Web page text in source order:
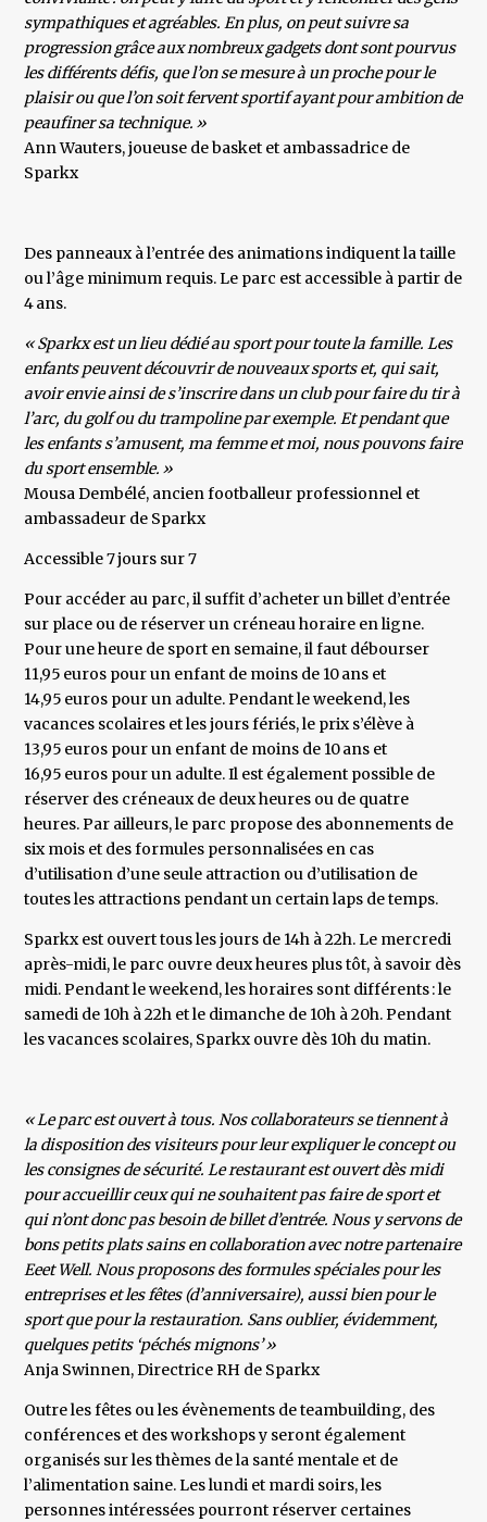
sympathiques et agréables. En plus, on peut suivre sa
progression grâce aux nombreux gadgets dont sont pourvus
les différents défis, que l’on se mesure à un proche pour le
plaisir ou que l’on soit fervent sportif ayant pour ambition de
peaufiner sa technique. »
​Ann Wauters, joueuse de basket et ambassadrice de
Sparkx
Des panneaux à l’entrée des animations indiquent la taille
ou l’âge minimum requis. Le parc est accessible à partir de
4 ans.
« Sparkx est un lieu dédié au sport pour toute la famille. Les
enfants peuvent découvrir de nouveaux sports et, qui sait,
avoir envie ainsi de s’inscrire dans un club pour faire du tir à
l’arc, du golf ou du trampoline par exemple. Et pendant que
les enfants s’amusent, ma femme et moi, nous pouvons faire
du sport ensemble. »
​Mousa Dembélé, ancien footballeur professionnel et
ambassadeur de Sparkx
Accessible 7 jours sur 7
Pour accéder au parc, il suffit d’acheter un billet d’entrée
sur place ou de réserver un créneau horaire en ligne.
Pour une heure de sport en semaine, il faut débourser
11,95 euros pour un enfant de moins de 10 ans et
14,95 euros pour un adulte. Pendant le weekend, les
vacances scolaires et les jours fériés, le prix s’élève à
13,95 euros pour un enfant de moins de 10 ans et
16,95 euros pour un adulte. Il est également possible de
réserver des créneaux de deux heures ou de quatre
heures. Par ailleurs, le parc propose des abonnements de
six mois et des formules personnalisées en cas
d’utilisation d’une seule attraction ou d’utilisation de
toutes les attractions pendant un certain laps de temps.
Sparkx est ouvert tous les jours de 14h à 22h. Le mercredi
après-midi, le parc ouvre deux heures plus tôt, à savoir dès
midi. Pendant le weekend, les horaires sont différents : le
samedi de 10h à 22h et le dimanche de 10h à 20h. Pendant
les vacances scolaires, Sparkx ouvre dès 10h du matin.
« Le parc est ouvert à tous. Nos collaborateurs se tiennent à
la disposition des visiteurs pour leur expliquer le concept ou
les consignes de sécurité. Le restaurant est ouvert dès midi
pour accueillir ceux qui ne souhaitent pas faire de sport et
qui n’ont donc pas besoin de billet d’entrée. Nous y servons de
bons petits plats sains en collaboration avec notre partenaire
Eeet Well. Nous proposons des formules spéciales pour les
entreprises et les fêtes (d’anniversaire), aussi bien pour le
sport que pour la restauration. Sans oublier, évidemment,
quelques petits ‘péchés mignons’ »
​Anja Swinnen, Directrice RH de Sparkx
Outre les fêtes ou les évènements de teambuilding, des
conférences et des workshops y seront également
organisés sur les thèmes de la santé mentale et de
l’alimentation saine. Les lundi et mardi soirs, les
personnes intéressées pourront réserver certaines